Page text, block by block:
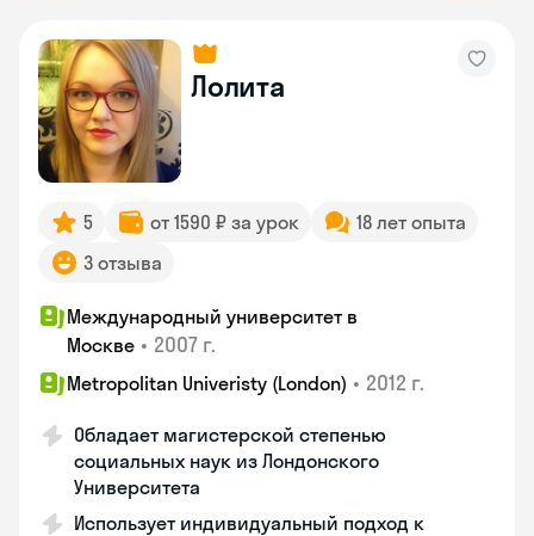
Лолита
5 от 1590 ₽ за урок
18 лет опыта
3 отзыва
Международный университет в
Москве • 2007 г.
Metropolitan Univeristy (London) • 2012 г.
Обладает магистерской степенью
социальных наук из Лондонского
Университета
Использует индивидуальный подход к